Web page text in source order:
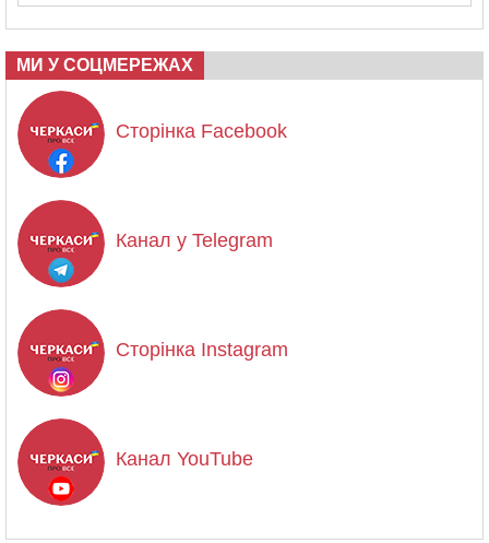
МИ У СОЦМЕРЕЖАХ
Сторінка Facebook
Канал у Telegram
Сторінка Instagram
Канал YouTube